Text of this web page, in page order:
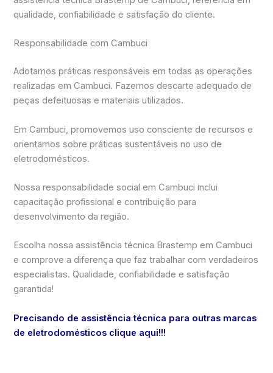
qualidade, confiabilidade e satisfação do cliente.
Responsabilidade com Cambuci
Adotamos práticas responsáveis em todas as operações
realizadas em Cambuci. Fazemos descarte adequado de
peças defeituosas e materiais utilizados.
Em Cambuci, promovemos uso consciente de recursos e
orientamos sobre práticas sustentáveis no uso de
eletrodomésticos.
Nossa responsabilidade social em Cambuci inclui
capacitação profissional e contribuição para
desenvolvimento da região.
Escolha nossa assistência técnica Brastemp em Cambuci
e comprove a diferença que faz trabalhar com verdadeiros
especialistas. Qualidade, confiabilidade e satisfação
garantida!
Precisando de assistência técnica para outras marcas
de eletrodomésticos clique aqui!!!